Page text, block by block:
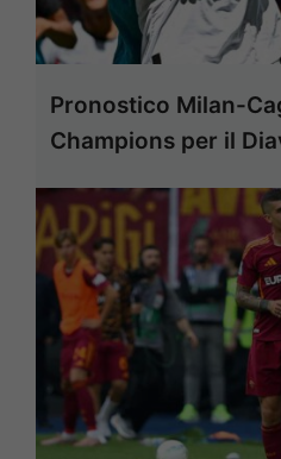
Pronostico Milan-
Champions per il